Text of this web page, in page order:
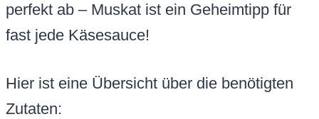
perfekt ab – Muskat ist ein Geheimtipp für
fast jede Käsesauce!
Hier ist eine Übersicht über die benötigten
Zutaten: